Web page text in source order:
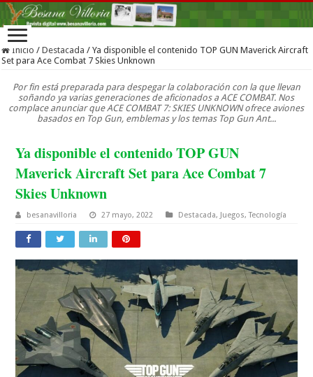
Inicio / Destacada / Ya disponible el contenido TOP GUN Maverick Aircraft
Set para Ace Combat 7 Skies Unknown
Por fin está preparada para despegar la colaboración con la que llevan
soñando ya varias generaciones de aficionados a ACE COMBAT. Nos
complace anunciar que ACE COMBAT 7: SKIES UNKNOWN ofrece aviones
basados en Top Gun, emblemas y los temas Top Gun Ant...
Ya disponible el contenido TOP GUN
Maverick Aircraft Set para Ace Combat 7
Skies Unknown
besanavilloria 27 mayo, 2022 Destacada, Juegos,Tecnología